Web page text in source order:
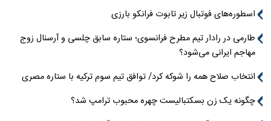
اسطوره‌های فوتبال زیر تابوت فرانکو بارزی
طارمی در رادار تیم مطرح فرانسوی؛ ستاره سابق چلسی و آرسنال زوج
مهاجم ایرانی می‌شود؟
انتخاب صلاح همه را شوکه کرد/ توافق تیم سوم ترکیه با ستاره مصری
چگونه یک زن بسکتبالیست چهره محبوب ترامپ شد؟